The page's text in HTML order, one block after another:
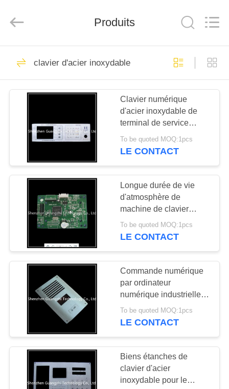
MAISON
PRODUITS
SUJET
NOUS
VISITE
D'USINE
CONTRÔLE
DE
QUALITÉ
CONTACTEZ-
NOUS
DEMANDEZ
UNE
Pavé numérique
métalliques
Pavé numérique
industriel
34
Pavé numérique
rétro-éclairé
33
Produits
clavier d'acier inoxydable
Clavier numérique
d'acier inoxydable de
terminal de service
d'individu, clavier en
métal avec l'écran
To be quoted MOQ:1pcs
LE CONTACT
Longue durée de vie
d'atmosphère de
machine de clavier
numérique de carte PCB
volume léger de carte de
To be quoted MOQ:1pcs
LE CONTACT
Commande numérique
par ordinateur
numérique industrielle
de clavier d'acier
inoxydable usinant
To be quoted MOQ:1pcs
LE CONTACT
Biens étanches de
clavier d'acier
inoxydable pour le